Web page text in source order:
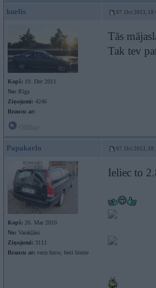
kurlis 07. Oct 2013,
Kopš: 19. Dec 2011
No: Rīga
Ziņojumi: 4246
Braucu ar:
Tās
Tak tev
Papakarlo 07. Oct 2013,
Kopš: 26. Mar 2010
No: Varakļāni
Ziņojumi: 3111
Braucu ar: vecu bmw, besī biezie
Ieliec to